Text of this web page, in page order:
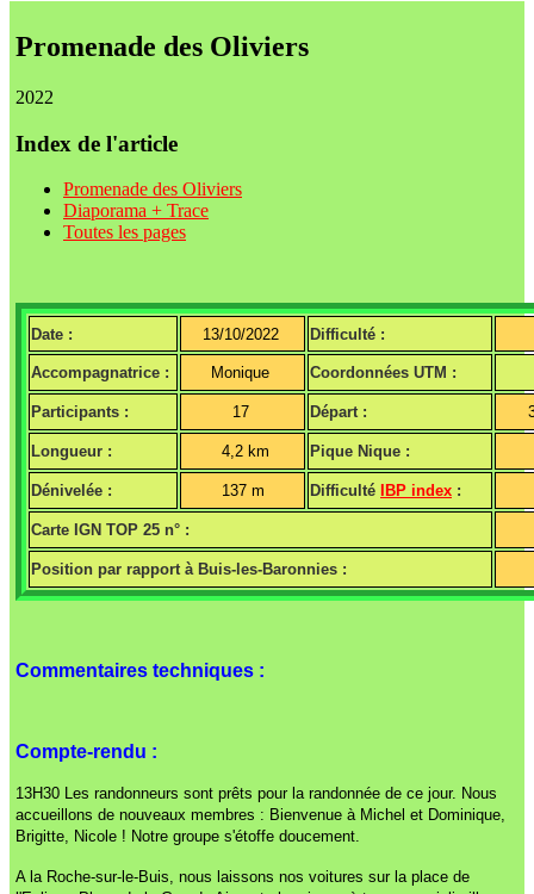
Promenade des Oliviers
2022
Index de l'article
Promenade des Oliviers
Diaporama + Trace
Toutes les pages
Date : 13/10/2022 Difficulté :
Accompagnatrice : Monique Coordonnées UTM :
Participants : 17 Départ :
Longueur : 4,2 km Pique Nique :
Dénivelée : 137 m Difficulté IBP index :
Carte IGN TOP 25 n° :
Position par rapport à Buis-les-Baronnies :
Commentaires techniques :
Compte-rendu :
13H30 Les randonneurs sont prêts pour la randonnée de ce jour. Nous
accueillons de nouveaux membres : Bienvenue à Michel et Dominique,
Brigitte, Nicole ! Notre groupe s'étoffe doucement.
A la Roche-sur-le-Buis, nous laissons nos voitures sur la place de